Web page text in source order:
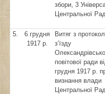
збори, 3
Центральної
5.
6 грудня
1917 р.
Витяг з
з’їзду
повітової ради
грудня 1917 р.
визнання влади
Центральної